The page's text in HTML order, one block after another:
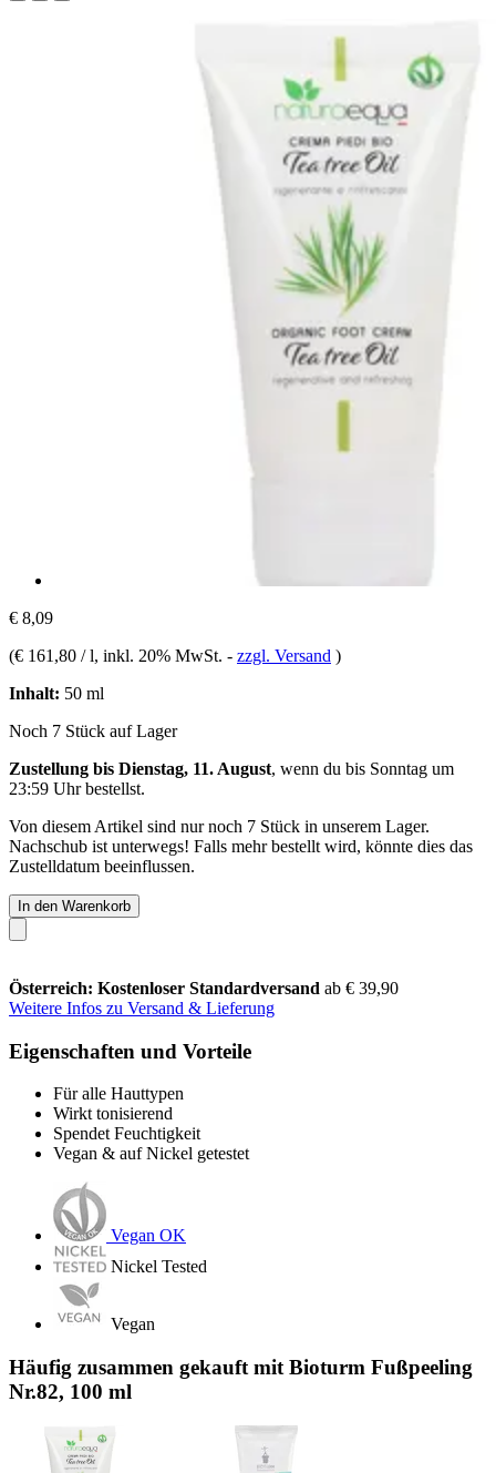
€ 8,09
(€ 161,80 / l, inkl. 20% MwSt. - zzgl. Versand )
Inhalt: 50 ml
Noch 7 Stück auf Lager
Zustellung bis Dienstag, 11. August, wenn du bis Sonntag um
23:59 Uhrbestellst.
Von diesem Artikel sind nur noch 7 Stück in unserem Lager.
Nachschub ist unterwegs! Falls mehr bestellt wird, könnte dies das
Zustelldatum beeinflussen.
In den Warenkorb
Österreich: Kostenloser Standardversand ab € 39,90
Weitere Infos zu Versand & Lieferung
Eigenschaften und Vorteile
Für alle Hauttypen
Wirkt tonisierend
Spendet Feuchtigkeit
Vegan & auf Nickel getestet
Vegan OK
Nickel Tested
Vegan
Häufig zusammen gekauft mit Bioturm Fußpeeling
Nr.82, 100 ml